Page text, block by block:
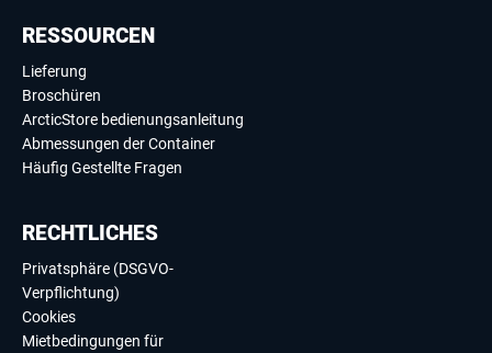
RESSOURCEN
Lieferung
Broschüren
ArcticStore bedienungsanleitung
Abmessungen der Container
Häufig Gestellte Fragen
RECHTLICHES
Privatsphäre (DSGVO-
Verpflichtung)
Cookies
Mietbedingungen für